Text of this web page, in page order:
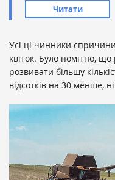
Читати
Усі ці чинники
квіток. Було помітно,
розвивати більшу
відсотків на 30 менше,